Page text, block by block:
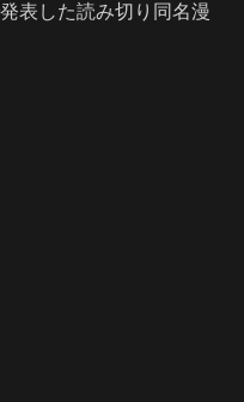
表した読み切り同名漫